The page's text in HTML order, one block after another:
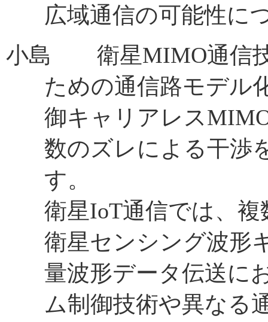
広域通信の可能性に
小島 衛星MIMO通信技
ための通信路モデル
御キャリアレス
数のズレによる干渉
す。
衛星IoT通信では、
衛星センシング波形
量波形データ伝送に
ム制御技術や異なる